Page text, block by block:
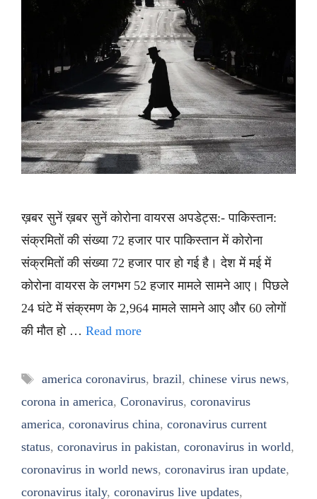
ख़बर सुनें ख़बर सुनें कोरोना वायरस अपडेट्स:- पाकिस्तान:
संक्रमितों की संख्या 72 हजार पार पाकिस्तान में कोरोना
संक्रमितों की संख्या 72 हजार पार हो गई है। देश में मई में
कोरोना वायरस के लगभग 52 हजार मामले सामने आए। पिछले
24 घंटे में संक्रमण के 2,964 मामले सामने आए और 60 लोगों
की मौत हो … Read more
Tags
america coronavirus, brazil, chinese virus news,
corona in america, Coronavirus, coronavirus
america, coronavirus china, coronavirus current
status, coronavirus in pakistan, coronavirus in world,
coronavirus in world news, coronavirus iran update,
coronavirus italy, coronavirus live updates,